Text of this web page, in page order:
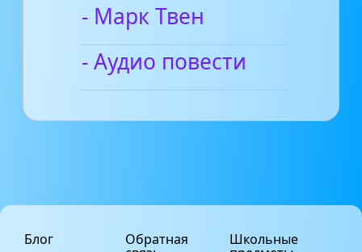
- Марк Твен
- Аудио повести
Блог Обратная Школьные